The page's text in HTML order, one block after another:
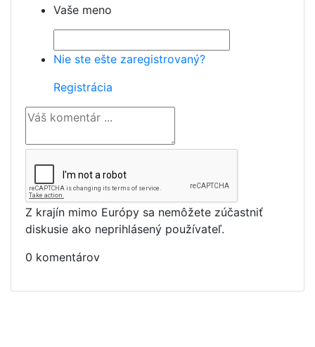
Vaše meno
Nie ste ešte zaregistrovaný?
Registrácia
Z krajín mimo Európy sa nemôžete zúčastniť
diskusie ako neprihlásený používateľ.
0 komentárov